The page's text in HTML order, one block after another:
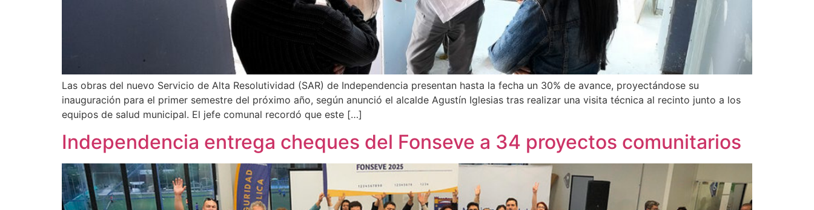
Las obras del nuevo Servicio de Alta Resolutividad (SAR) de Independencia presentan hasta la fecha un 30% de avance, proyectándose su
inauguración para el primer semestre del próximo año, según anunció el alcalde Agustín Iglesias tras realizar una visita técnica al recinto junto a los
equipos de salud municipal. El jefe comunal recordó que este […]
Independencia entrega cheques del Fonseve a 34 proyectos comunitarios